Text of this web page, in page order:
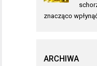
znacząco wpłynąć
ARCHIWA